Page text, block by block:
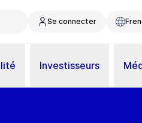
Se connecter
Investisseurs